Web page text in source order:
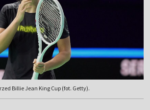
Billie Jean King Cup (fot. Getty).